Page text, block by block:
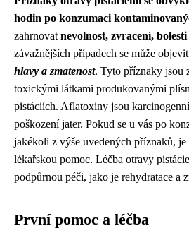
hodin po konzumaci
zahrnovat nevolnost, zvracení,
závažnějších případech se může objevit
hlavy a zmatenost. Tyto příznaky jsou
toxickými látkami produkovanými
pistáciích. Aflatoxiny jsou
poškození jater. Pokud se u vás po
jakékoli z výše uvedených příznaků,
lékařskou pomoc. Léčba otravy
podpůrnou péči, jako je rehydratace a
První pomoc a léčba